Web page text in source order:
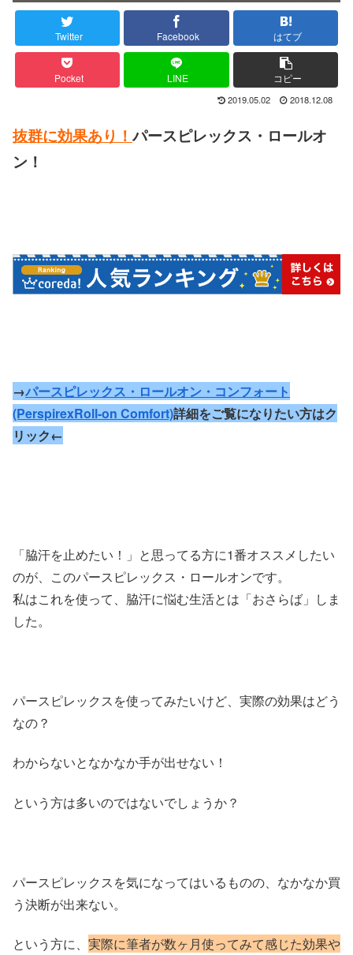
Twitter Facebook はてブ
Pocket LINE コピー
2019.05.02 2018.12.08
抜群に効果あり！パースピレックス・ロールオ
ン！
→パースピレックス・ロールオン・コンフォート
(PerspirexRoll-on Comfort)詳細をご覧になりたい方はク
リック←
「脇汗を止めたい！」と思ってる方に1番オススメしたい
のが、このパースピレックス・ロールオンです。
私はこれを使って、脇汗に悩む生活とは「おさらば」しま
した。
パースピレックスを使ってみたいけど、実際の効果はどう
なの？
わからないとなかなか手が出せない！
という方は多いのではないでしょうか？
パースピレックスを気になってはいるものの、なかなか買
う決断が出来ない。
という方に、 実際に筆者が数ヶ月使ってみて感じた効果や